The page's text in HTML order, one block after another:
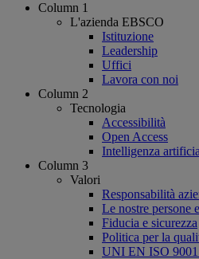
Column 1
L'azienda EBSCO
Istituzione
Leadership
Uffici
Lavora con noi
Column 2
Tecnologia
Accessibilità
Open Access
Intelligenza
Column 3
Valori
Responsabilità
Le nostre persone
Fiducia e sicurezza
Politica per la
UNI EN ISO